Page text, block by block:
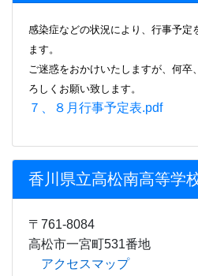
感染症などの状況により、行事予定
ます。
ご迷惑をおかけいたしますが、何卒
ろしくお願い致します。
７、８月行事予定表.pdf
香川県立高松南高等学
〒761-8084
高松市一宮町531番地
アクセスマップ